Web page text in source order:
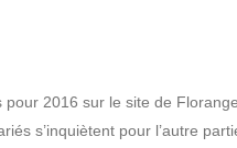
2016 sur le site de
s’inquiètent pour l’autre